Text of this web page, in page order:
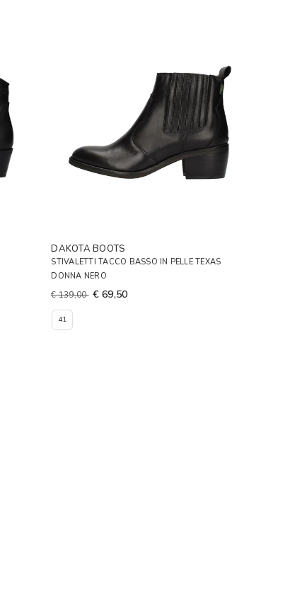
DAKOTA BOOTS
STIVALETTI TACCO BASSO IN PELLE TEXAS
DONNA NERO
€ 139,00 € 69,50
41